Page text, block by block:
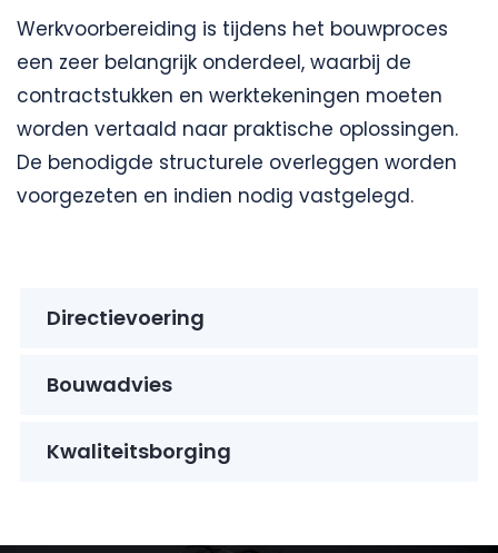
Werkvoorbereiding is tijdens het bouwproces
een zeer belangrijk onderdeel, waarbij de
contractstukken en werktekeningen moeten
worden vertaald naar praktische oplossingen.
De benodigde structurele overleggen worden
voorgezeten en indien nodig vastgelegd.
Directievoering
Bouwadvies
Kwaliteitsborging